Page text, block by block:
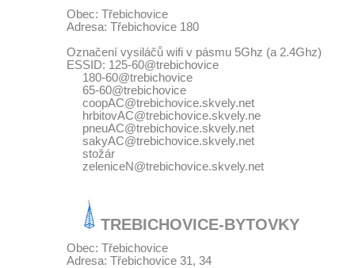
Obec: Třebichovice
Adresa: Třebichovice 180
Označení vysiláčů wifi v pásmu 5Ghz (a 2.4Ghz)
ESSID: 125-60@trebichovice
180-60@trebichovice
65-60@trebichovice
coopAC@trebichovice.skvely.net
hrbitovAC@trebichovice.skvely.ne
pneuAC@trebichovice.skvely.net
sakyAC@trebichovice.skvely.net
stožár
zeleniceN@trebichovice.skvely.net
TREBICHOVICE-BYTOVKY
Obec: Třebichovice
Adresa: Třebichovice 31, 34